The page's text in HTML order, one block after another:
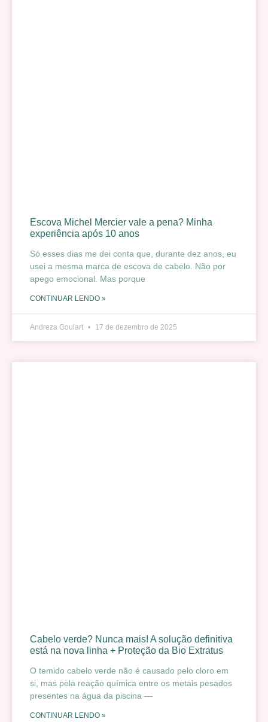
Escova Michel Mercier vale a pena? Minha
experiência após 10 anos
Só esses dias me dei conta que, durante dez anos, eu
usei a mesma marca de escova de cabelo. Não por
apego emocional. Mas porque
CONTINUAR LENDO »
Andreza Goulart 17 de dezembro de 2025
Cabelo verde? Nunca mais! A solução definitiva
está na nova linha + Proteção da Bio Extratus
O temido cabelo verde não é causado pelo cloro em
si, mas pela reação química entre os metais pesados
presentes na água da piscina —
CONTINUAR LENDO »